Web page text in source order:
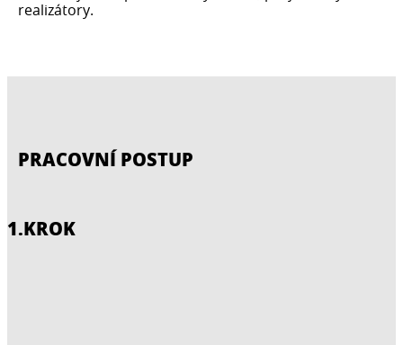
realizátory.
PRACOVNÍ POSTUP
1.KROK